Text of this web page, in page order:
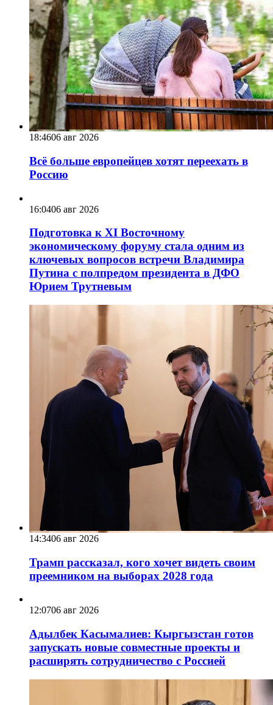
18:4606 авг 2026
Всё больше европейцев хотят переехать в
Россию
16:0406 авг 2026
Подготовка к XI Восточному
экономическому форуму стала одним из
ключевых вопросов встречи Владимира
Путина с полпредом президента в ДФО
Юрием Трутневым
14:3406 авг 2026
Трамп рассказал, кого хочет видеть своим
преемником на выборах 2028 года
12:0706 авг 2026
Адылбек Касымалиев: Кыргызстан готов
запускать новые совместные проекты и
расширять сотрудничество с Россией